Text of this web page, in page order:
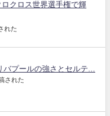
クロス世界選手権で輝
れた
プールの強さとセルテ...
された